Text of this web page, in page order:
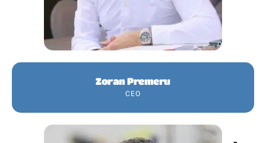
Zoran Premeru
CEO